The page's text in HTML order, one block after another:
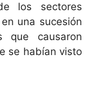
los sectores
una sucesión
que causaron
se habían visto